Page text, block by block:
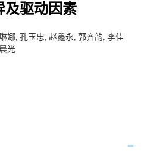
及驱动因素
娜, 孔玉忠, 赵鑫永, 郭齐韵, 李佳
光